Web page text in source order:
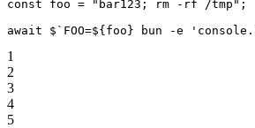
const foo = "bar123; rm -rf /tmp" ;
await $ `FOO=${foo} bun -e
1
2
3
4
5